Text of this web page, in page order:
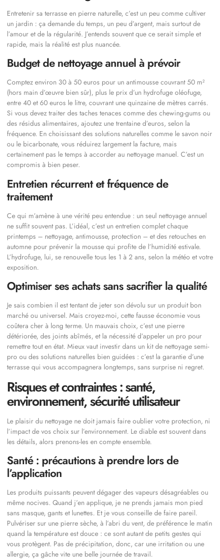
Entretenir sa terrasse en pierre naturelle, c’est un peu comme cultiver
un jardin : ça demande du temps, un peu d’argent, mais surtout de
l’amour et de la régularité. J’entends souvent que ce serait simple et
rapide, mais la réalité est plus nuancée.
Budget de nettoyage annuel à prévoir
Comptez environ 30 à 50 euros pour un antimousse couvrant 50 m²
(hors main d’œuvre bien sûr), plus le prix d’un hydrofuge oléofuge,
entre 40 et 60 euros le litre, couvrant une quinzaine de mètres carrés.
Si vous devez traiter des taches tenaces comme des chewing-gums ou
des résidus alimentaires, ajoutez une trentaine d’euros, selon la
fréquence. En choisissant des solutions naturelles comme le savon noir
ou le bicarbonate, vous réduirez largement la facture, mais
certainement pas le temps à accorder au nettoyage manuel. C’est un
compromis à bien peser.
Entretien récurrent et fréquence de
traitement
Ce qui m’amène à une vérité peu entendue : un seul nettoyage annuel
ne suffit souvent pas. L’idéal, c’est un entretien complet chaque
printemps – nettoyage, antimousse, protection – et des retouches en
automne pour prévenir la mousse qui profite de l’humidité estivale.
L’hydrofuge, lui, se renouvelle tous les 1 à 2 ans, selon la météo et votre
exposition.
Optimiser ses achats sans sacrifier la qualité
Je sais combien il est tentant de jeter son dévolu sur un produit bon
marché ou universel. Mais croyez-moi, cette fausse économie vous
coûtera cher à long terme. Un mauvais choix, c’est une pierre
détériorée, des joints abîmés, et la nécessité d’appeler un pro pour
remettre tout en état. Mieux vaut investir dans un kit de nettoyage semi-
pro ou des solutions naturelles bien guidées : c’est la garantie d’une
terrasse qui vous accompagnera longtemps, sans surprise ni regret.
Risques et contraintes : santé,
environnement, sécurité utilisateur
Le plaisir du nettoyage ne doit jamais faire oublier votre protection, ni
l’impact de vos choix sur l’environnement. Le diable est souvent dans
les détails, alors prenons-les en compte ensemble.
Santé : précautions à prendre lors de
l’application
Les produits puissants peuvent dégager des vapeurs désagréables ou
même nocives. Quand j’en applique, je ne prends jamais mon pied
sans masque, gants et lunettes. Et je vous conseille de faire pareil.
Pulvériser sur une pierre sèche, à l’abri du vent, de préférence le matin
quand la température est douce : ce sont autant de petits gestes qui
vous protègent. Pas de précipitation, donc, car une irritation ou une
allergie, ça gâche vite une belle journée de travail.